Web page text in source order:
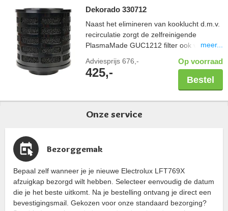
Dekorado 330712
Naast het elimineren van kooklucht d.m.v.
recirculatie zorgt de zelfreinigende
PlasmaMade GUC1212 filter ook voor een
pollen en bacteriën. Controleer altijd de
maatvoering van uw schacht in combinatie
met een PlasmaMade filter. Let hierbij op
benodigde hoogte van 20cm. Capaciteit
600 m3/u.
meer...
Adviesprijs 676,-
425,-
Op voorraad
Bestel
Onze service
Bezorggemak
Bepaal zelf wanneer je je nieuwe Electrolux LFT769X
afzuigkap bezorgd wilt hebben. Selecteer eenvoudig de datum
die je het beste uitkomt. Na je bestelling ontvang je direct een
bevestigingsmail. Gekozen voor onze standaard bezorging?